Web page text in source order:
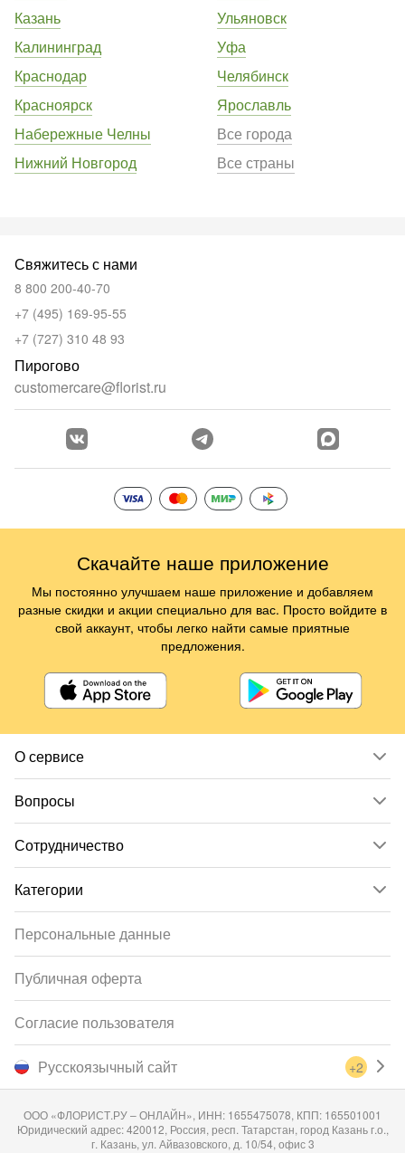
Казань
Калининград
Краснодар
Красноярск
Набережные Челны
Нижний Новгород
Ульяновск
Уфа
Челябинск
Ярославль
Все города
Все страны
О сервисе
Вопросы
Сотрудничество
Категории
Свяжитесь с нами
8 800 200-40-70
+7 (495) 169-95-55
+7 (727) 310 48 93
Пирогово
customercare@florist.ru
Русскоязычный сайт +2
Персональные данные
Публичная оферта
Согласие пользователя
ООО «ФЛОРИСТ.РУ – ОНЛАЙН», ИНН: 1655475078, КПП: 165501001
Юридический адрес: 420012, Россия, респ. Татарстан, город Казань г.о.,
г. Казань, ул. Айвазовского, д. 10/54, офис 3
Скачайте наше приложение
Мы постоянно улучшаем наше приложение и добавляем
разные скидки и акции специально для вас. Просто войдите в
свой аккаунт, чтобы легко найти самые приятные
предложения.